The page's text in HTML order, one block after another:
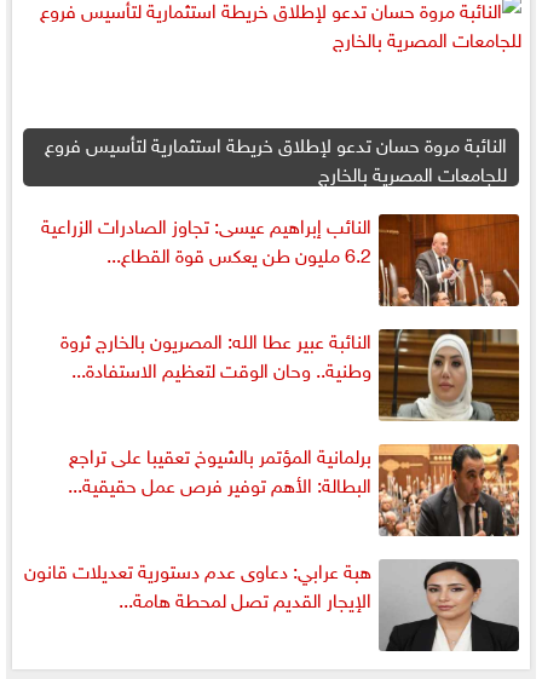
النائبة مروة حسان تدعو لإطلاق خريطة استثمارية لتأسيس فروع
للجامعات المصرية بالخارج
النائب إبراهيم عيسى: تجاوز الصادرات الزراعية
6.2 مليون طن يعكس قوة القطاع...
النائبة عبير عطا الله: المصريون بالخارج ثروة
وطنية.. وحان الوقت لتعظيم الاستفادة...
برلمانية المؤتمر بالشيوخ تعقيبا على تراجع
البطالة: الأهم توفير فرص عمل حقيقية...
هبة عرابي: دعاوى عدم دستورية تعديلات قانون
الإيجار القديم تصل لمحطة هامة...